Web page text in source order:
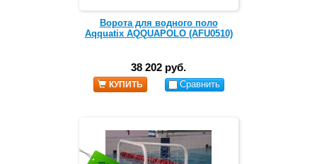
Ворота для водного поло
Aqquatix AQQUAPOLO (AFU0510)
38 202 руб.
КУПИТЬ Сравнить